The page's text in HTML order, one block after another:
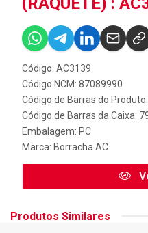
Código: AC3139
Código NCM: 87089990
Código de Barras do
Código de Barras da Caixa:
Embalagem: PC
Marca: Borracha AC
Produtos Similares